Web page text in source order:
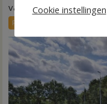
van buurtbussen het
FRONTPAGE
Cookie instellingen